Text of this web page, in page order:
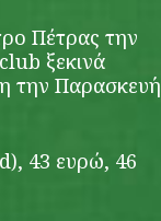
Πέτρας την
ξεκινά
την Παρασκευή
43 ευρώ, 46